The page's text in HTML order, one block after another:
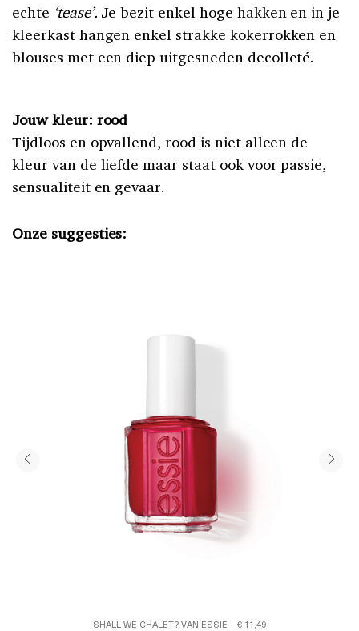
echte ‘tease’. Je bezit enkel hoge hakken en in je
kleerkast hangen enkel strakke kokerrokken en
blouses met een diep uitgesneden decolleté.
Jouw kleur: rood
Tijdloos en opvallend, rood is niet alleen de
kleur van de liefde maar staat ook voor passie,
sensualiteit en gevaar.
Onze suggesties:
SHALL WE CHALET? VAN’ESSIE – € 11,49